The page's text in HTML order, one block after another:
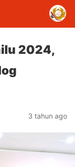
2024,
3 tahun ago